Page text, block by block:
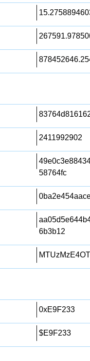
2411992902
58764fc
6b3b12
0xE9F233
$E9F233